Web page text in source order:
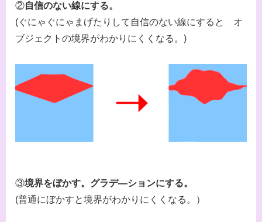
②自信のない線にする。
(ぐにゃぐにゃまげたりして自信のない線にすると オ
ブジェクトの境界がわかりにくくなる。)
③境界をぼかす。グラデ―ションにする。
(普通にぼかすと境界がわかりにくくなる。）